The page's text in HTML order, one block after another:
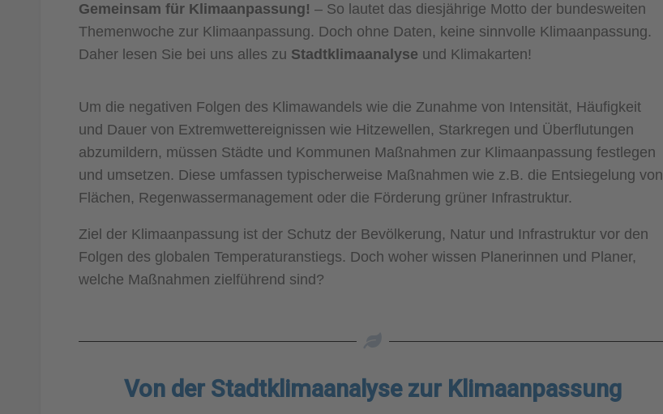
Gemeinsam für Klimaanpassung! – So lautet das diesjährige Motto der bundesweiten
Themenwoche zur Klimaanpassung. Doch ohne Daten, keine sinnvolle Klimaanpassung.
Daher lesen Sie bei uns alles zu Stadtklimaanalyse und Klimakarten!
Um die negativen Folgen des Klimawandels wie die Zunahme von Intensität, Häufigkeit
und Dauer von Extremwettereignissen wie Hitzewellen, Starkregen und Überflutungen
abzumildern, müssen Städte und Kommunen Maßnahmen zur Klimaanpassung festlegen
und umsetzen. Diese umfassen typischerweise Maßnahmen wie z.B. die Entsiegelung von
Flächen, Regenwassermanagement oder die Förderung grüner Infrastruktur.
Ziel der Klimaanpassung ist der Schutz der Bevölkerung, Natur und Infrastruktur vor den
Folgen des globalen Temperaturanstiegs. Doch woher wissen Planerinnen und Planer,
welche Maßnahmen zielführend sind?
Von der Stadtklimaanalyse zur Klimaanpassung